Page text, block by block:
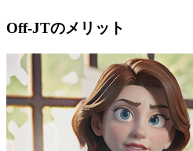
Off-JTのメリット